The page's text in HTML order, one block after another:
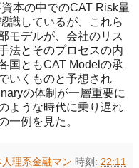
本の中でのCAT Risk量
識しているが、これら
モデルが、会社のリス
法とそのプロセスの内
国ともCAT Modelの承
いくものと予想され
の体制が一層重要に
ような時代に乗り遅れ
一例を見た。
理系金融マン 時刻: 22:11